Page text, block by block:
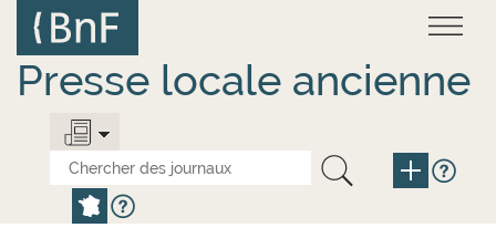
contenu
principal
Presse locale ancienne
Panneau de gestion des cookies